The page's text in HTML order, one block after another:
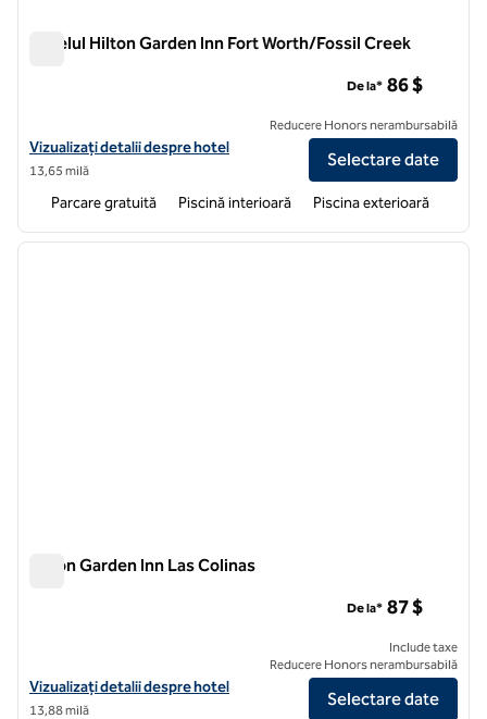
Hotelul Hilton Garden Inn Fort Worth/Fossil Creek
Vizualizați detaliile hotelului pentru Hilton Garden Inn Fort Worth/
Vizualizați detalii despre hotel
13,65 milă
De la* 86 $
Reducere Honors nerambursabilă
Selectare date
Parcare gratuită Piscină interioară Piscina exterioară
1 din 12
Hilton Garden Inn Las Colinas
Vizualizați detaliile hotelului Hilton Garden Inn Las Colinas
Vizualizați detalii despre hotel
13,88 milă
De la* 87 $
Include taxe
Reducere Honors nerambursabilă
Selectare date